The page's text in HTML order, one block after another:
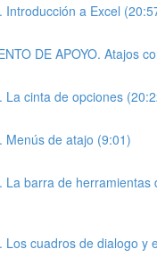
Introducción a Excel
DE APOYO. Atajos
La cinta de opciones
Menús de atajo (9:01)
La barra de herramientas
Los cuadros de dialogo y